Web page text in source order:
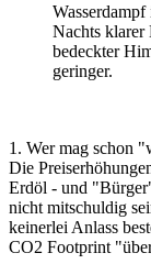
Wasserdampf
Nachts klarer
bedeckter
geringer.
1. Wer mag schon
Die
Erdöl - und
nicht mitschuldig
keinerlei Anlass
CO2 Footprint